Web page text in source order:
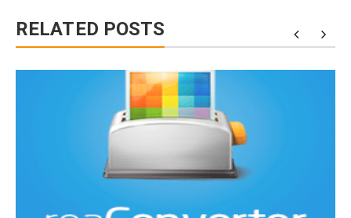
RELATED POSTS